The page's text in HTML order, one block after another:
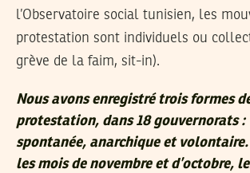
l’Observatoire social tunisien, les
protestation sont individuels ou
grève de la faim, sit-in).
Nous avons enregistré trois formes
protestation, dans 18 gouvernorats :
spontanée, anarchique et
les mois de novembre et d’octobre,